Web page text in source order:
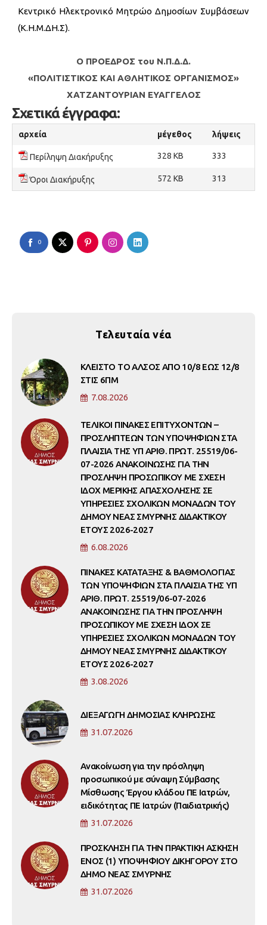
Κεντρικό Ηλεκτρονικό Μητρώο Δημοσίων Συμβάσεων
(Κ.Η.Μ.ΔΗ.Σ).
Ο ΠΡΟΕΔΡΟΣ του Ν.Π.Δ.Δ.
«ΠΟΛΙΤΙΣΤΙΚΟΣ ΚΑΙ ΑΘΛΗΤΙΚΟΣ ΟΡΓΑΝΙΣΜΟΣ»
ΧΑΤΖΑΝΤΟΥΡΙΑΝ ΕΥΑΓΓΕΛΟΣ
Σχετικά έγγραφα:
αρχεία μέγεθος λήψεις
Περίληψη Διακήρυξης 328 KB 333
Όροι Διακήρυξης 572 KB 313
0
Τελευταία νέα
ΚΛΕΙΣΤΟ ΤΟ ΑΛΣΟΣ ΑΠΟ 10/8 ΕΩΣ 12/8
ΣΤΙΣ 6ΠΜ
7.08.2026
ΤΕΛΙΚΟΙ ΠΙΝΑΚΕΣ ΕΠΙΤΥΧΟΝΤΩΝ –
ΠΡΟΣΛΗΠΤΕΩΝ ΤΩΝ ΥΠΟΨΗΦΙΩΝ ΣΤΑ
ΠΛΑΙΣΙΑ ΤΗΣ ΥΠ ΑΡΙΘ. ΠΡΩΤ. 25519/06-
07-2026 ΑΝΑΚΟΙΝΩΣΗΣ ΓΙΑ ΤΗΝ
ΠΡΟΣΛΗΨΗ ΠΡΟΣΩΠΙΚΟΥ ΜΕ ΣΧΕΣΗ
ΙΔΟΧ ΜΕΡΙΚΗΣ ΑΠΑΣΧΟΛΗΣΗΣ ΣΕ
ΥΠΗΡΕΣΙΕΣ ΣΧΟΛΙΚΩΝ ΜΟΝΑΔΩΝ ΤΟΥ
ΔΗΜΟΥ ΝΕΑΣ ΣΜΥΡΝΗΣ ΔΙΔΑΚΤΙΚΟΥ
ΕΤΟΥΣ 2026-2027
6.08.2026
ΠΙΝΑΚΕΣ ΚΑΤΑΤΑΞΗΣ & ΒΑΘΜΟΛΟΓΙΑΣ
ΤΩΝ ΥΠΟΨΗΦΙΩΝ ΣΤΑ ΠΛΑΙΣΙΑ ΤΗΣ ΥΠ
ΑΡΙΘ. ΠΡΩΤ. 25519/06-07-2026
ΑΝΑΚΟΙΝΩΣΗΣ ΓΙΑ ΤΗΝ ΠΡΟΣΛΗΨΗ
ΠΡΟΣΩΠΙΚΟΥ ΜΕ ΣΧΕΣΗ ΙΔΟΧ ΣΕ
ΥΠΗΡΕΣΙΕΣ ΣΧΟΛΙΚΩΝ ΜΟΝΑΔΩΝ ΤΟΥ
ΔΗΜΟΥ ΝΕΑΣ ΣΜΥΡΝΗΣ ΔΙΔΑΚΤΙΚΟΥ
ΕΤΟΥΣ 2026-2027
3.08.2026
ΔΙΕΞΑΓΩΓΗ ΔΗΜΟΣΙΑΣ ΚΛΗΡΩΣΗΣ
31.07.2026
Ανακοίνωση για την πρόσληψη
προσωπικού με σύναψη Σύμβασης
Μίσθωσης Έργου κλάδου ΠΕ Ιατρών,
ειδικότητας ΠΕ Ιατρών (Παιδιατρικής)
31.07.2026
ΠΡΟΣΚΛΗΣΗ ΓΙΑ ΤΗΝ ΠΡΑΚΤΙΚΗ ΑΣΚΗΣΗ
ΕΝΟΣ (1) ΥΠΟΨΗΦΙΟΥ ΔΙΚΗΓΟΡΟΥ ΣΤΟ
ΔΗΜΟ ΝΕΑΣ ΣΜΥΡΝΗΣ
31.07.2026